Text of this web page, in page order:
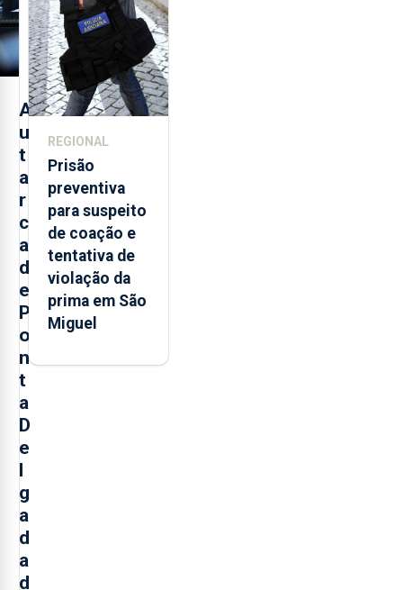
A
u
t
a
r
c
a
d
e
P
o
n
t
a
D
e
l
g
a
d
a
d
de infrassons
dos Açores
REGIONAL
Prisão
preventiva
para suspeito
de coação e
tentativa de
violação da
prima em São
Miguel